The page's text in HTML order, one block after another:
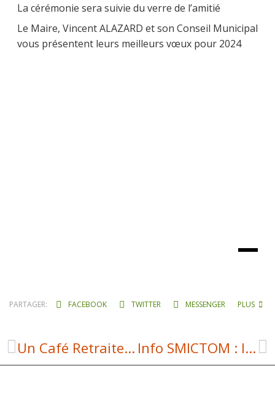
La cérémonie sera suivie du verre de l’amitié
Le Maire, Vincent ALAZARD et son Conseil Municipal
vous présentent leurs meilleurs vœux pour 2024
PARTAGER: FACEBOOK TWITTER MESSENGER PLUS
Un Café Retraite à LAGUIOLE ! Info SMICTOM : le tri des biodéchets